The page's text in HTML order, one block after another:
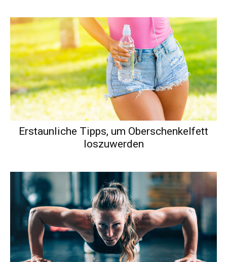
Erstaunliche Tipps, um Oberschenkelfett
loszuwerden